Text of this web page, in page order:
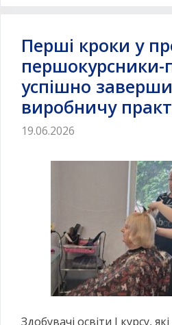
Перші кроки у
першокурсники-
успішно
виробничу
19.06.2026
Здобувачі освіти І курсу,